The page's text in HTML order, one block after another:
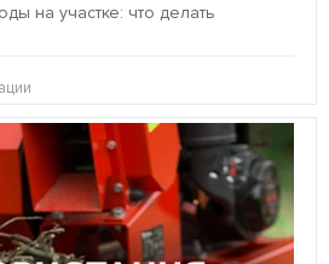
на участке: что делать